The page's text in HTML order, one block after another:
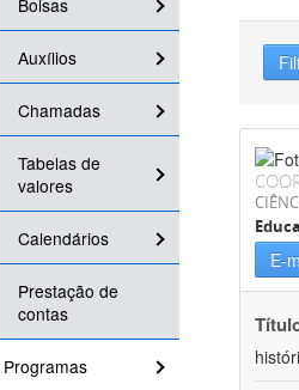
Bolsas
Auxílios
Chamadas
Tabelas de
valores
Calendários
Prestação de
contas
Programas
E-